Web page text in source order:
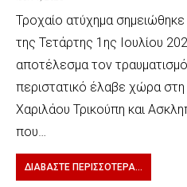
Τροχαίο ατύχημα
της Τετάρτης 1ης Ιουλίου
αποτέλεσμα τον
περιστατικό έλαβε χώρα
Χαριλάου Τρικούπη και
που…
ΔΙΑΒΆΣΤΕ ΠΕΡΙΣΣΌΤΕΡΑ...